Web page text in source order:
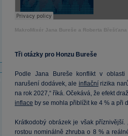
MakroMixér Jana Bureše a Roberta Břešťana
Tři otázky pro Honzu Bureše
Podle Jana Bureše konflikt v oblasti
narušení dodávek, ale inflačnírizika
na rok 2027,“ říká. Očekává, že efekt
inflace by se mohla přiblížit ke 4 % a při
Krátkodobý obrázek je však
rostou nominálně zhruba o 8 % a